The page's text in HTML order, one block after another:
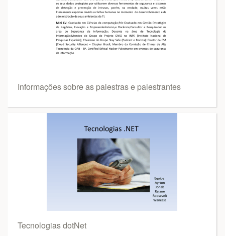
Informações sobre as palestras e palestrantes
Tecnologias dotNet